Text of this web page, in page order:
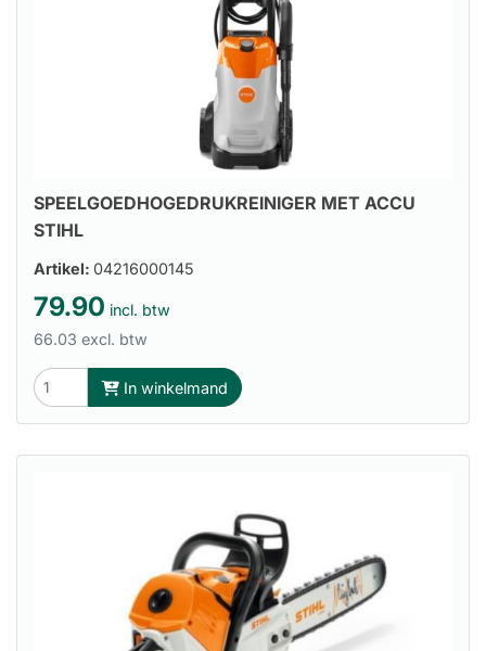
SPEELGOEDHOGEDRUKREINIGER MET ACCU
STIHL
Artikel: 04216000145
79.90 incl. btw
66.03 excl. btw
In winkelmand